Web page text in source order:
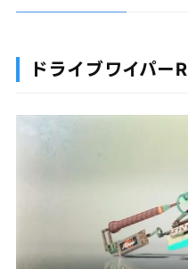
ドライブワイパー